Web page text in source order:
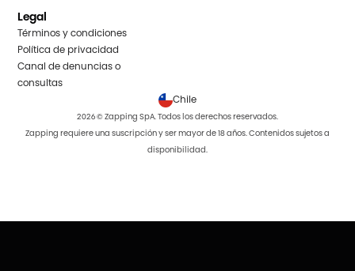
Legal
Términos y condiciones
Política de privacidad
Canal de denuncias o
consultas
Chile
2026 © Zapping SpA. Todos los derechos reservados.
Zapping requiere una suscripción y ser mayor de 18 años. Contenidos sujetos a
disponibilidad.